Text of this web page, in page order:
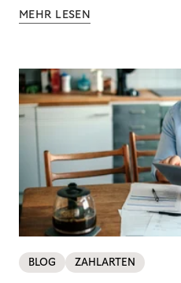
MEHR LESEN
BLOG ZAHLARTEN